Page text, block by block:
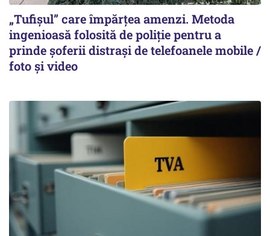
„Tufișul” care împărțea amenzi. Metoda
ingenioasă folosită de poliție pentru a
prinde șoferii distrași de telefoanele mobile /
foto și video